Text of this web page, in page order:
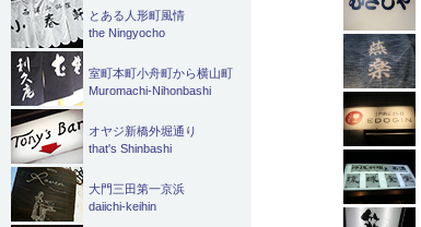
とある人形町風情
the Ningyocho
室町本町小舟町から横山町
Muromachi-Nihonbashi
オヤジ新橋外堀通り
that's Shinbashi
大門三田第一京浜
daiichi-keihin